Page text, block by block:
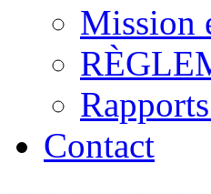
Mission
Contact